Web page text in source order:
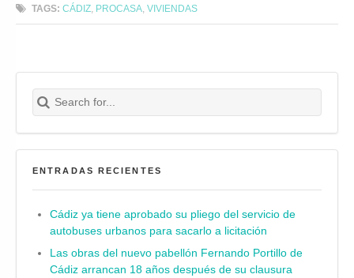
TAGS: CÁDIZ PROCASA ,VIVIENDAS
Search for:
Buscar
ENTRADAS RECIENTES
Cádiz ya tiene aprobado su pliego del servicio de
autobuses urbanos para sacarlo a licitación
Las obras del nuevo pabellón Fernando Portillo de
Cádiz arrancan 18 años después de su clausura